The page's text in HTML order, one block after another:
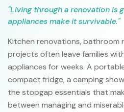
"Living through a renovation is
appliances make it survivable."
Kitchen renovations, bathroom
projects often leave families
appliances for weeks. A
compact fridge, a camping
the stopgap essentials that
between managing and